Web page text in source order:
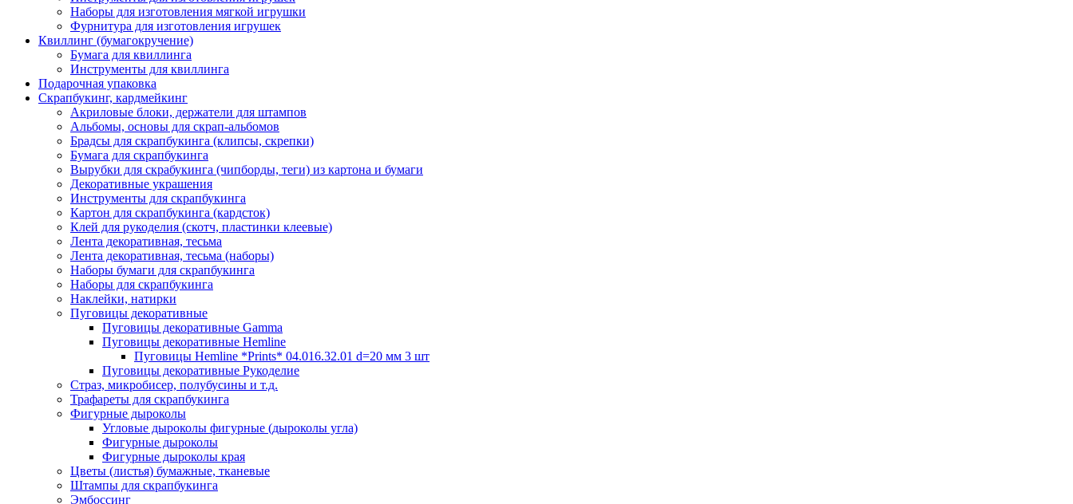
Наборы для изготовления мягкой игрушки
Фурнитура для изготовления игрушек
Квиллинг (бумагокручение)
Бумага для квиллинга
Инструменты для квиллинга
Подарочная упаковка
Скрапбукинг, кардмейкинг
Акриловые блоки, держатели для штампов
Альбомы, основы для скрап-альбомов
Брадсы для скрапбукинга (клипсы, скрепки)
Бумага для скрапбукинга
Вырубки для скрабукинга (чипборды, теги) из картона и бумаги
Декоративные украшения
Инструменты для скрапбукинга
Картон для скрапбукинга (кардсток)
Клей для рукоделия (скотч, пластинки клеевые)
Лента декоративная, тесьма
Лента декоративная, тесьма (наборы)
Наборы бумаги для скрапбукинга
Наборы для скрапбукинга
Наклейки, натирки
Пуговицы декоративные
Пуговицы декоративные Gamma
Пуговицы декоративные Hemline
Пуговицы Hemline *Prints* 04.016.32.01 d=20 мм 3 шт
Пуговицы декоративные Рукоделие
Страз, микробисер, полубусины и т.д.
Трафареты для скрапбукинга
Фигурные дыроколы
Угловые дыроколы фигурные (дыроколы угла)
Фигурные дыроколы
Фигурные дыроколы края
Цветы (листья) бумажные, тканевые
Штампы для скрапбукинга
Эмбоссинг